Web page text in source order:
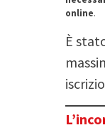
online.
È